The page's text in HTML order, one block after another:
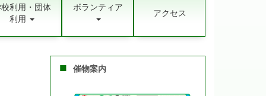
利用・団体
利用
ボランティア アクセス
催物案内